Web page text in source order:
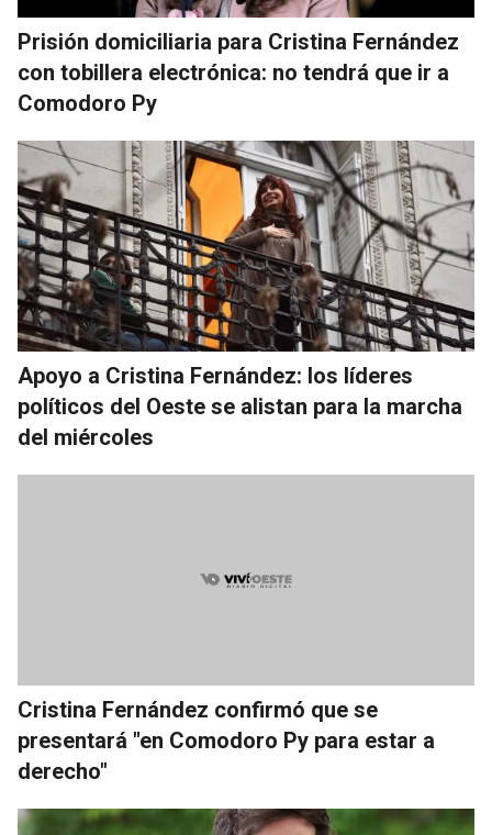
Prisión domiciliaria para Cristina Fernández
con tobillera electrónica: no tendrá que ir a
Comodoro Py
Apoyo a Cristina Fernández: los líderes
políticos del Oeste se alistan para la marcha
del miércoles
Cristina Fernández confirmó que se
presentará "en Comodoro Py para estar a
derecho"